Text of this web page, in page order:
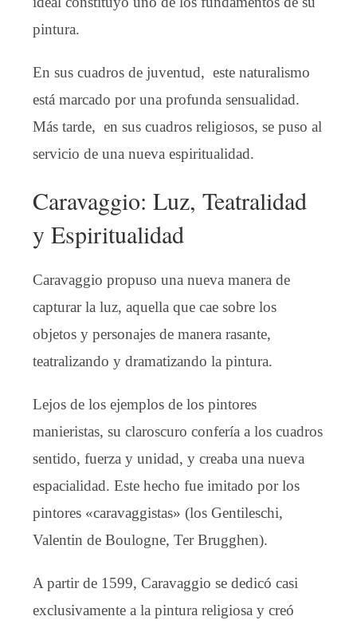
pintura.
En sus cuadros de juventud, este naturalismo
está marcado por una profunda sensualidad.
Más tarde, en sus cuadros religiosos, se puso al
servicio de una nueva espiritualidad.
Caravaggio: Luz, Teatralidad
y Espiritualidad
Caravaggio propuso una nueva manera de
capturar la luz, aquella que cae sobre los
objetos y personajes de manera rasante,
teatralizando y dramatizando la pintura.
Lejos de los ejemplos de los pintores
manieristas, su claroscuro confería a los cuadros
sentido, fuerza y unidad, y creaba una nueva
espacialidad. Este hecho fue imitado por los
pintores «caravaggistas» (los Gentileschi,
Valentin de Boulogne, Ter Brugghen).
A partir de 1599, Caravaggio se dedicó casi
exclusivamente a la pintura religiosa y creó